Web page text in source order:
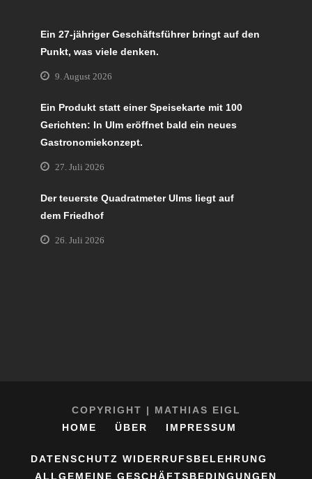
Ein 27-jähriger Geschäftsführer bringt auf den
Punkt, was viele denken.
9. August 2026
Ein Produkt statt einer Speisekarte mit 100
Gerichten: In Ulm eröffnet bald ein neues
Gastronomiekonzept.
27. Juli 2026
Der teuerste Quadratmeter Ulms liegt auf
dem Friedhof
26. Juli 2026
COPYRIGHT | MATHIAS EIGL
HOME
ÜBER IMPRESSUM
DATENSCHUTZ WIDERRUFSBELEHRUNG
ALLGEMEINE GESCHÄFTSBEDINGUNGEN